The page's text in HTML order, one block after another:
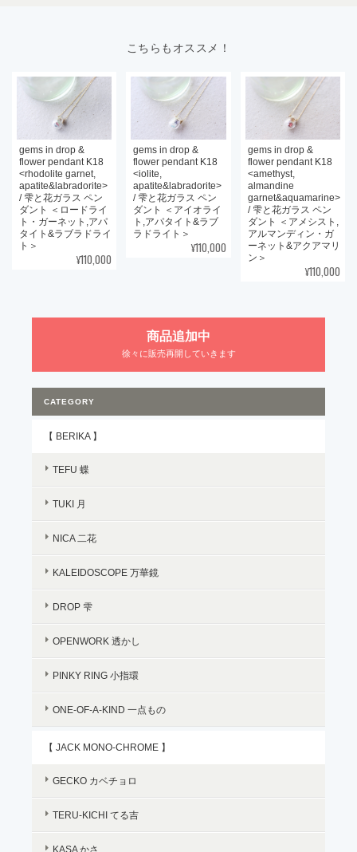
こちらもオススメ！
gems in drop &
flower pendant K18
<rhodolite garnet,
apatite&labradorite>
/ 雫と花ガラス ペン
ダント ＜ロードライ
ト・ガーネット,アパ
タイト&ラブラドライ
ト＞
¥110,000
gems in drop &
flower pendant K18
<iolite,
apatite&labradorite>
/ 雫と花ガラス ペン
ダント ＜アイオライ
ト,アパタイト&ラブ
ラドライト＞
¥110,000
gems in drop &
flower pendant K18
<amethyst,
almandine
garnet&aquamarine>
/ 雫と花ガラス ペン
ダント ＜アメシスト,
アルマンディン・ガ
ーネット&アクアマリ
ン＞
¥110,000
商品追加中
徐々に販売再開していきます
CATEGORY
【 BERIKA 】
TEFU 蝶
TUKI 月
NICA 二花
KALEIDOSCOPE 万華鏡
DROP 雫
OPENWORK 透かし
PINKY RING 小指環
ONE-OF-A-KIND 一点もの
【 JACK MONO-CHROME 】
GECKO カベチョロ
TERU-KICHI てる吉
KASA かさ